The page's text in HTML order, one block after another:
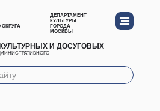
ДЕПАРТАМЕНТ
КУЛЬТУРЫ
ГОРОДА
МОСКВЫ
И ДОСУГОВЫХ